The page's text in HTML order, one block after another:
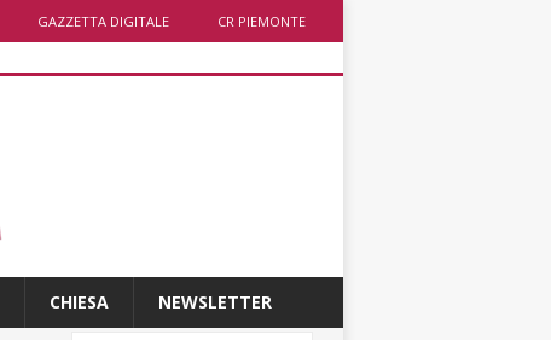
GAZZETTA DIGITALE CR PIEMONTE
CHIESA NEWSLETTER